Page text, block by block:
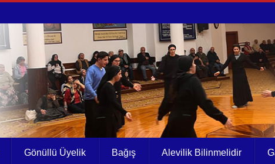
Gönüllü Üyelik Bağış Alevilik Bilinmelidir